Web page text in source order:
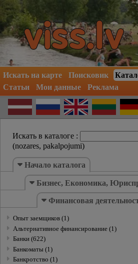
Искать на карте Поисковик
Статьи
Мои данные Реклама
Искать в каталоге :
(nozares, pakalpojumi)
Hачало каталогa
Бизнес, Економика,
Финансовая
Oпыт заемщиков (1)
Альтернативное финансирование (1)
Банки (622)
Банкоматы (1)
Банкротство (1)